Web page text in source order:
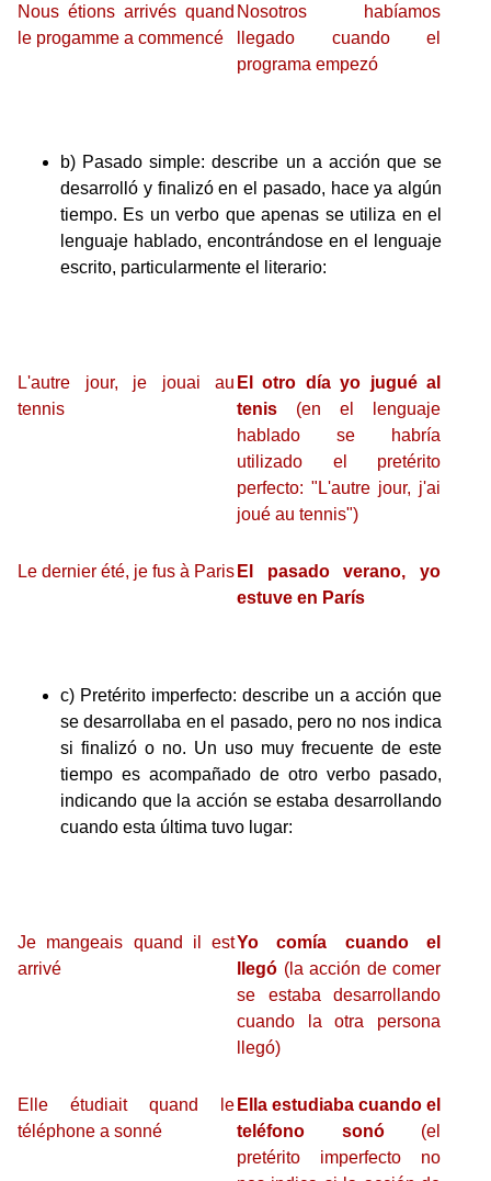
Nous étions arrivés quand
le progamme a commencé
Nosotros habíamos
llegado cuando el
programa empezó
b) Pasado simple: describe un a acción que se
desarrolló y finalizó en el pasado, hace ya algún
tiempo. Es un verbo que apenas se utiliza en el
lenguaje hablado, encontrándose en el lenguaje
escrito, particularmente el literario:
L'autre jour, je jouai au
tennis
El otro día yo jugué al
tenis (en el lenguaje
hablado se habría
utilizado el pretérito
perfecto: "L'autre jour, j'ai
joué au tennis")
Le dernier été, je fus à Paris El pasado verano, yo
estuve en París
c) Pretérito imperfecto: describe un a acción que
se desarrollaba en el pasado, pero no nos indica
si finalizó o no. Un uso muy frecuente de este
tiempo es acompañado de otro verbo pasado,
indicando que la acción se estaba desarrollando
cuando esta última tuvo lugar:
Je mangeais quand il est
arrivé
Yo comía cuando el
llegó (la acción de comer
se estaba desarrollando
cuando la otra persona
llegó)
Elle étudiait quand le
téléphone a sonné
Ella estudiaba cuando el
teléfono sonó(el
pretérito imperfecto no